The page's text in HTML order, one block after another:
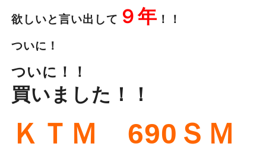
欲しいと言い出して ９年 ！！
ついに！
ついに！！
買いました！！
ＫＴＭ 690ＳＭ